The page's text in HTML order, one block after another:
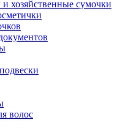
хозяйственные сумочки
волос